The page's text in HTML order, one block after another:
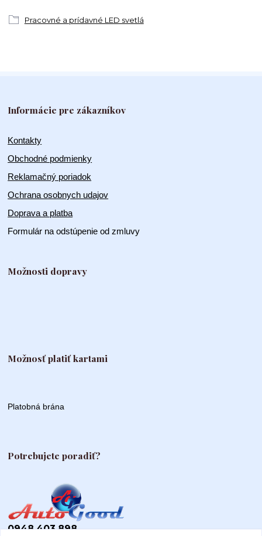
Pracovné a prídavné LED svetlá
Informácie pre zákazníkov
Kontakty
Obchodné podmienky
Reklamačný poriadok
Ochrana osobnych udajov
Doprava a platba
Formulár na odstúpenie od zmluvy
Možnosti dopravy
Možnosť platiť kartami
Platobná brána
Potrebujete poradiť?
0948 403 898